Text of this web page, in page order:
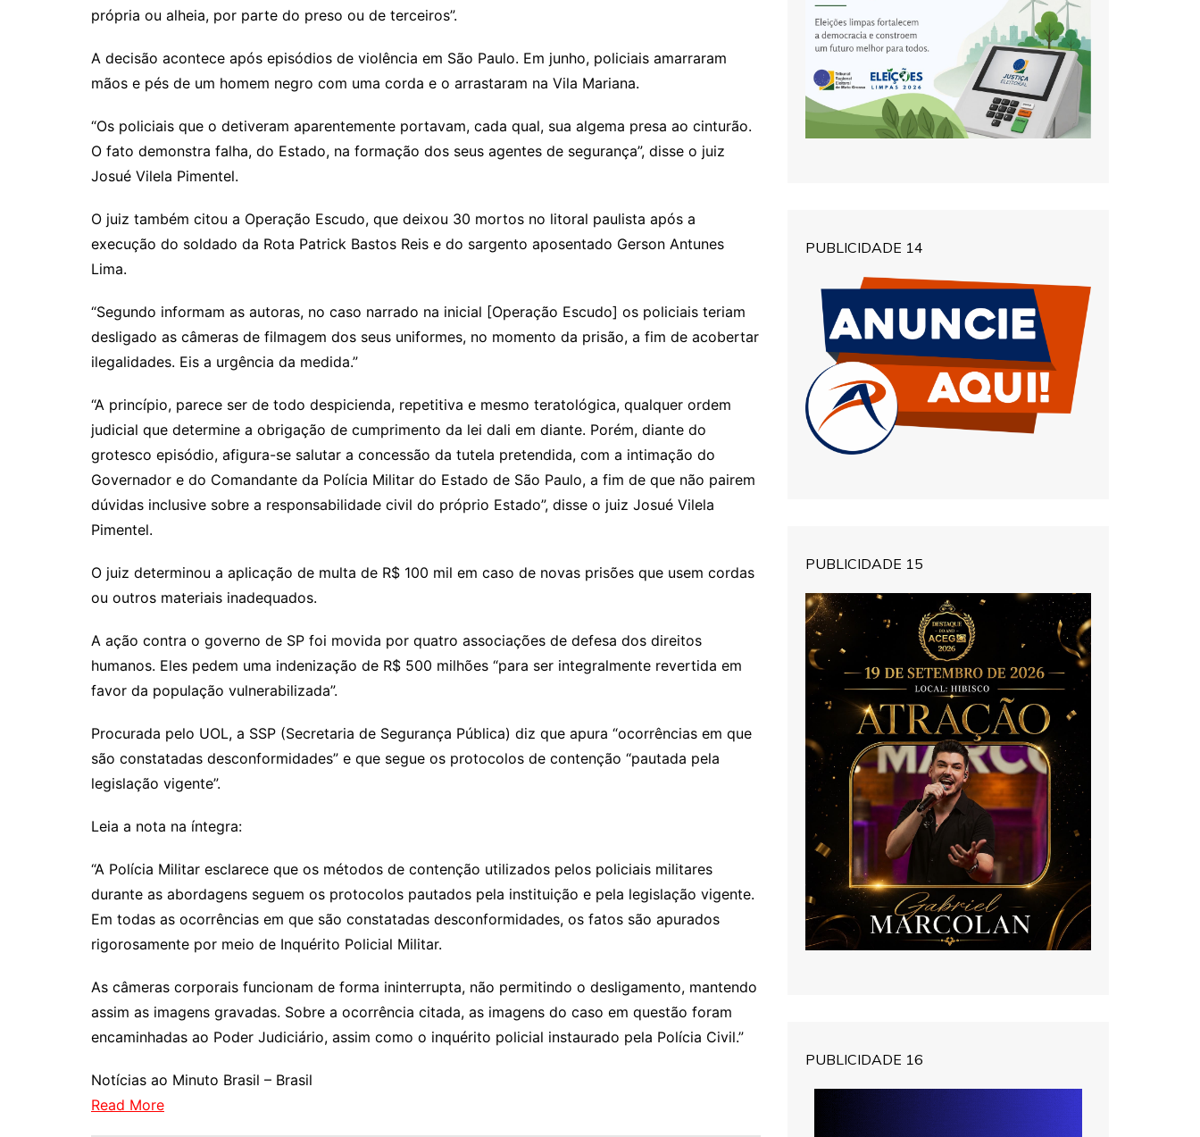
própria ou alheia, por parte do preso ou de terceiros”.
A decisão acontece após episódios de violência em São Paulo. Em junho, policiais amarraram
mãos e pés de um homem negro com uma corda e o arrastaram na Vila Mariana.
“Os policiais que o detiveram aparentemente portavam, cada qual, sua algema presa ao cinturão.
O fato demonstra falha, do Estado, na formação dos seus agentes de segurança”, disse o juiz
Josué Vilela Pimentel.
O juiz também citou a Operação Escudo, que deixou 30 mortos no litoral paulista após a
execução do soldado da Rota Patrick Bastos Reis e do sargento aposentado Gerson Antunes
Lima.
“Segundo informam as autoras, no caso narrado na inicial [Operação Escudo] os policiais teriam
desligado as câmeras de filmagem dos seus uniformes, no momento da prisão, a fim de acobertar
ilegalidades. Eis a urgência da medida.”
“A princípio, parece ser de todo despicienda, repetitiva e mesmo teratológica, qualquer ordem
judicial que determine a obrigação de cumprimento da lei dali em diante. Porém, diante do
grotesco episódio, afigura-se salutar a concessão da tutela pretendida, com a intimação do
Governador e do Comandante da Polícia Militar do Estado de São Paulo, a fim de que não pairem
dúvidas inclusive sobre a responsabilidade civil do próprio Estado”, disse o juiz Josué Vilela
Pimentel.
O juiz determinou a aplicação de multa de R$ 100 mil em caso de novas prisões que usem cordas
ou outros materiais inadequados.
A ação contra o governo de SP foi movida por quatro associações de defesa dos direitos
humanos. Eles pedem uma indenização de R$ 500 milhões “para ser integralmente revertida em
favor da população vulnerabilizada”.
Procurada pelo UOL, a SSP (Secretaria de Segurança Pública) diz que apura “ocorrências em que
são constatadas desconformidades” e que segue os protocolos de contenção “pautada pela
legislação vigente”.
Leia a nota na íntegra:
“A Polícia Militar esclarece que os métodos de contenção utilizados pelos policiais militares
durante as abordagens seguem os protocolos pautados pela instituição e pela legislação vigente.
Em todas as ocorrências em que são constatadas desconformidades, os fatos são apurados
rigorosamente por meio de Inquérito Policial Militar.
As câmeras corporais funcionam de forma ininterrupta, não permitindo o desligamento, mantendo
assim as imagens gravadas. Sobre a ocorrência citada, as imagens do caso em questão foram
encaminhadas ao Poder Judiciário, assim como o inquérito policial instaurado pela Polícia Civil.”
Notícias ao Minuto Brasil – Brasil
Read More
PUBLICIDADE 14
PUBLICIDADE 15
PUBLICIDADE 16